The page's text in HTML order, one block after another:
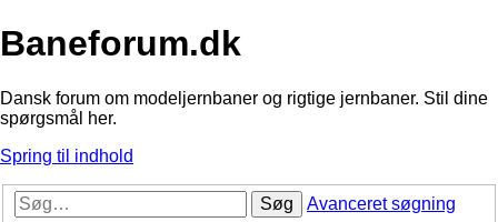
Baneforum.dk
Dansk forum om modeljernbaner og rigtige jernbaner. Stil dine
spørgsmål her.
Spring til indhold
Søg Avanceret søgning